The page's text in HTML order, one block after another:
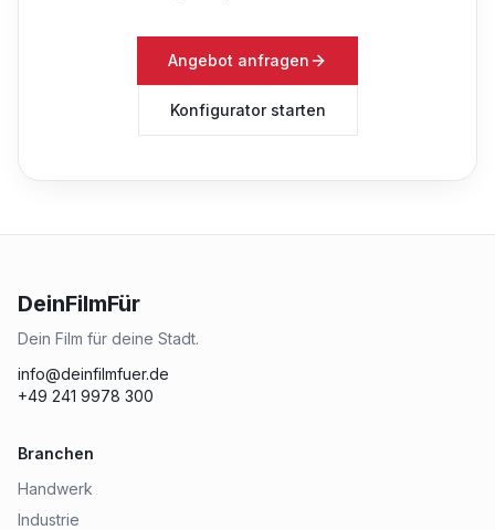
Angebot anfragen
Konfigurator starten
DeinFilmFür
Dein Film für deine Stadt.
info@deinfilmfuer.de
+49 241 9978 300
Branchen
Handwerk
Industrie